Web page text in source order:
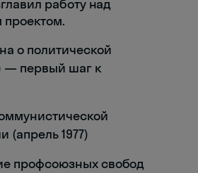
работу над
о политической
— первый шаг к
(апрель 1977)
профсоюзных свобод